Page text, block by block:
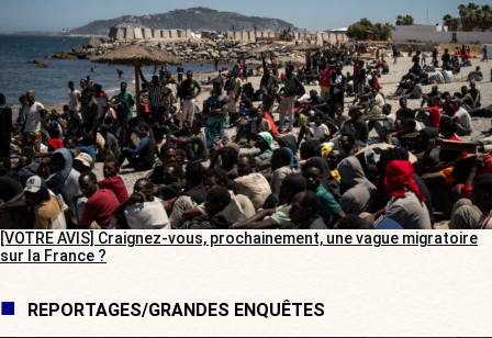
[VOTRE AVIS] Craignez-vous, prochainement, une vague migratoire
sur la France ?
REPORTAGES/GRANDES ENQUÊTES